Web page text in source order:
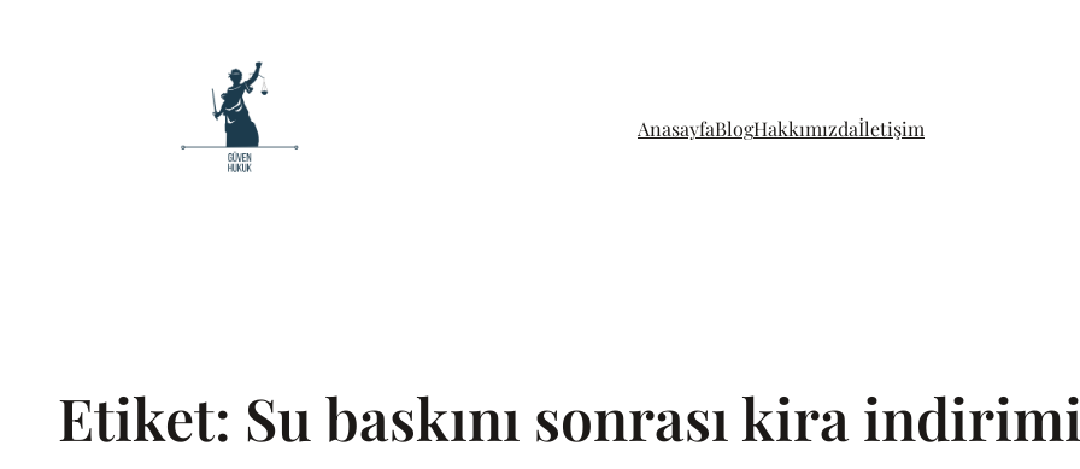
AnasayfaBlogHakkımızdaİletişim
Etiket: Su baskını sonrası kira indirimi